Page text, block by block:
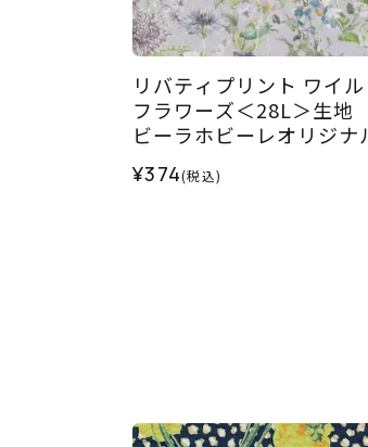
リバティプリント ワイル
フラワーズ＜28L＞生地
ビーラホビーレオリジナ
¥374(税込)